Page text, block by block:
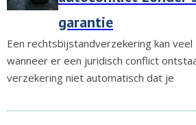
garantie
Een rechtsbijstandverzekering kan
wanneer er een juridisch conflict
verzekering niet automatisch dat je